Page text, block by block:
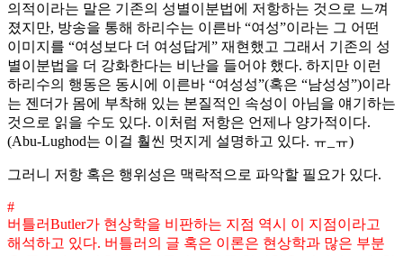
의적이라는 말은 기존의 성별이분법에 저항하는 것으로 느껴
졌지만, 방송을 통해 하리수는 이른바 “여성”이라는 그 어떤
이미지를 “여성보다 더 여성답게” 재현했고 그래서 기존의 성
별이분법을 더 강화한다는 비난을 들어야 했다. 하지만 이런
하리수의 행동은 동시에 이른바 “여성성”(혹은 “남성성”)이라
는 젠더가 몸에 부착해 있는 본질적인 속성이 아님을 얘기하는
것으로 읽을 수도 있다. 이처럼 저항은 언제나 양가적이다.
(Abu-Lughod는 이걸 훨씬 멋지게 설명하고 있다. ㅠ_ㅠ)
그러니 저항 혹은 행위성은 맥락적으로 파악할 필요가 있다.
#
버틀러Butler가 현상학을 비판하는 지점 역시 이 지점이라고
해석하고 있다. 버틀러의 글 혹은 이론은 현상학과 많은 부분